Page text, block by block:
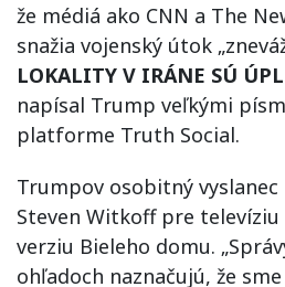
že médiá ako CNN a The
snažia vojenský útok
LOKALITY V IRÁNE SÚ
napísal Trump veľkými
platforme Truth Social.
Trumpov osobitný vyslanec
Steven Witkoff pre televíziu
verziu Bieleho domu.
ohľadoch naznačujú, že